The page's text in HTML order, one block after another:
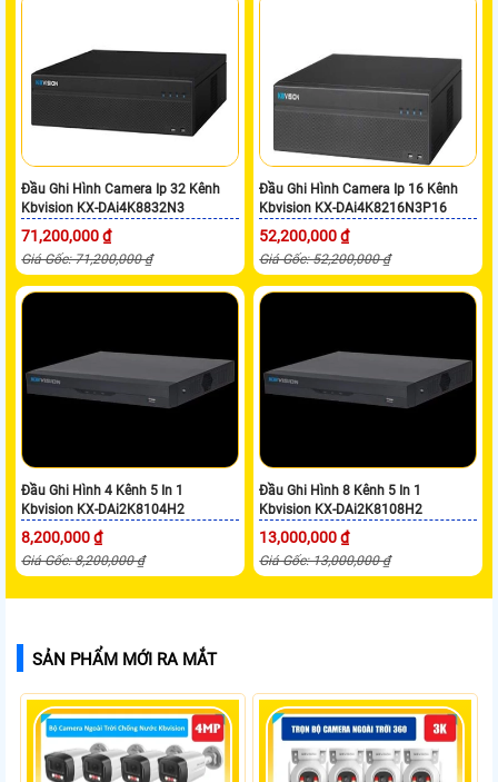
Đầu Ghi Hình Camera Ip 32 Kênh
Kbvision KX-DAi4K8832N3
71,200,000 ₫
Giá Gốc: 71,200,000 ₫
Đầu Ghi Hình Camera Ip 16 Kênh
Kbvision KX-DAi4K8216N3P16
52,200,000 ₫
Giá Gốc: 52,200,000 ₫
Đầu Ghi Hình 4 Kênh 5 In 1
Kbvision KX-DAi2K8104H2
8,200,000 ₫
Giá Gốc: 8,200,000 ₫
Đầu Ghi Hình 8 Kênh 5 In 1
Kbvision KX-DAi2K8108H2
13,000,000 ₫
Giá Gốc: 13,000,000 ₫
SẢN PHẨM MỚI RA MẮT